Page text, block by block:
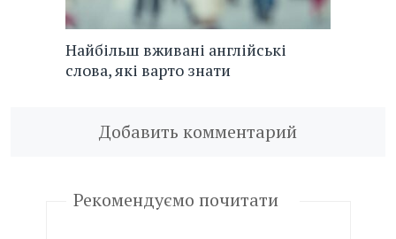
Найбільш вживані англійські
слова, які варто знати
Добавить комментарий
Рекомендуємо почитати